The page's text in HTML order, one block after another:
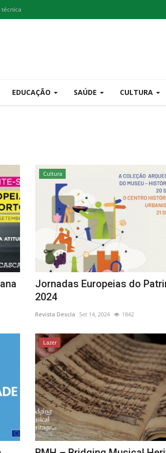
técnica
EDUCAÇÃO SAÚDE CULTURA
Cultura
Jornadas Europeias do
2024
Revista Descla Set 14, 2024 1842
Lazer